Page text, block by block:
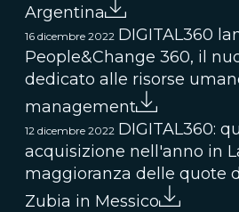
Argentina
16 dicembre 2022 DIGITAL360
People&Change 360, il
dedicato alle risorse
management
12 dicembre 2022 DIGITAL360:
acquisizione nell'anno in
maggioranza delle quote
Zubia in Messico